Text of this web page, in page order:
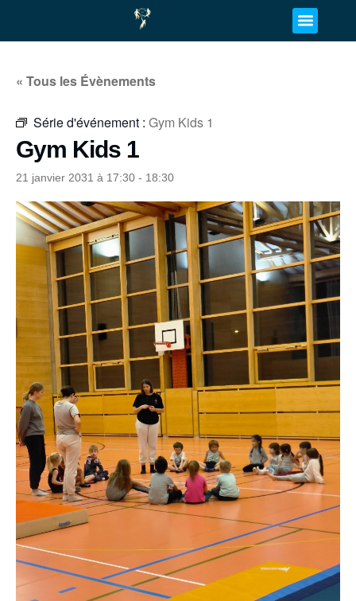
« Tous les Évènements
Série d'événement : Gym Kids 1
Gym Kids 1
21 janvier 2031 à 17:30 - 18:30